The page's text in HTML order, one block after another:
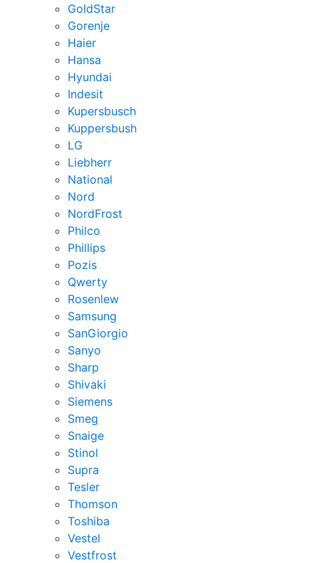
GoldStar
Gorenje
Haier
Hansa
Hyundai
Indesit
Kupersbusch
Kuppersbush
LG
Liebherr
National
Nord
NordFrost
Philco
Phillips
Pozis
Qwerty
Rosenlew
Samsung
SanGiorgio
Sanyo
Sharp
Shivaki
Siemens
Smeg
Snaige
Stinol
Supra
Tesler
Thomson
Toshiba
Vestel
Vestfrost